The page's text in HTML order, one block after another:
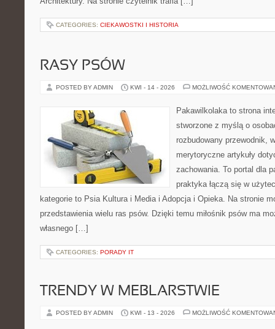
CATEGORIES: CIEKAWOSTKI I HISTORIA
RASY PSÓW
POSTED BY ADMIN KWI - 14 - 2026 MOŻLIWOŚĆ
Pakawilkolaka to strona
stworzone z myślą o
rozbudowany przewodnik,
merytoryczne artykuły
zachowania. To portal dla
praktyka łączą się w
kategorie to Psia Kultura i Media i Adopcja i Opieka. Na stronie
przedstawienia wielu ras psów. Dzięki temu miłośnik psów ma
własnego […]
CATEGORIES: PORADY IT
TRENDY W MEBLARSTWIE
POSTED BY ADMIN KWI - 13 - 2026 MOŻLIWOŚĆ